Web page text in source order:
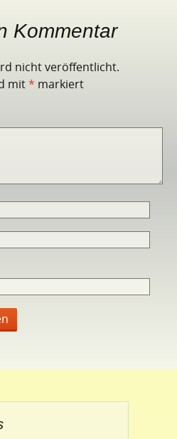
Kommentar
nicht veröffentlicht.
mit* markiert